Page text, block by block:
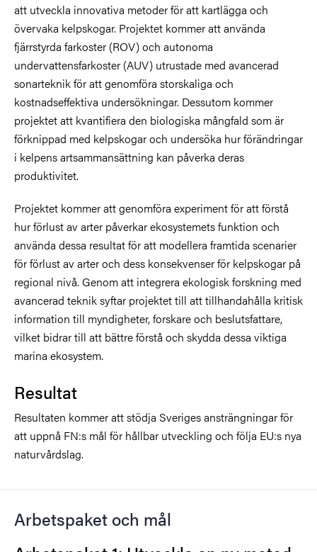
att utveckla innovativa metoder för att kartlägga och
övervaka kelpskogar. Projektet kommer att använda
fjärrstyrda farkoster (ROV) och autonoma
undervattensfarkoster (AUV) utrustade med avancerad
sonarteknik för att genomföra storskaliga och
kostnadseffektiva undersökningar. Dessutom kommer
projektet att kvantifiera den biologiska mångfald som är
förknippad med kelpskogar och undersöka hur förändringar
i kelpens artsammansättning kan påverka deras
produktivitet.
Projektet kommer att genomföra experiment för att förstå
hur förlust av arter påverkar ekosystemets funktion och
använda dessa resultat för att modellera framtida scenarier
för förlust av arter och dess konsekvenser för kelpskogar på
regional nivå. Genom att integrera ekologisk forskning med
avancerad teknik syftar projektet till att tillhandahålla kritisk
information till myndigheter, forskare och beslutsfattare,
vilket bidrar till att bättre förstå och skydda dessa viktiga
marina ekosystem.
Resultat
Resultaten kommer att stödja Sveriges ansträngningar för
att uppnå FN:s mål för hållbar utveckling och följa EU:s nya
naturvårdslag.
Arbetspaket och mål